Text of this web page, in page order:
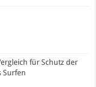
für Schutz der
Surfen